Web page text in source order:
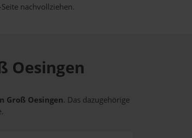
nachvollziehen.
Oesingen
Groß Oesingen. Das dazugehörige